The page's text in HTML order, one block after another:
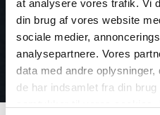
at analysere vores trafik. Vi
din brug af vores website
sociale medier,
analysepartnere. Vores
data med andre
de har indsamlet fra din